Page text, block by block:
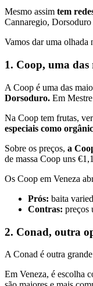
Mesmo assim tem
Cannaregio, Dorsoduro
Vamos dar uma olhada
1. Coop, uma
A Coop é uma das
Dorsoduro. Em
Na Coop tem frutas,
especiais como
Sobre os preços, a
de massa Coop uns
Os Coop em Veneza
Prós: baita
Contras: preços
2. Conad, outra
A Conad é outra
Em Veneza, é escolha